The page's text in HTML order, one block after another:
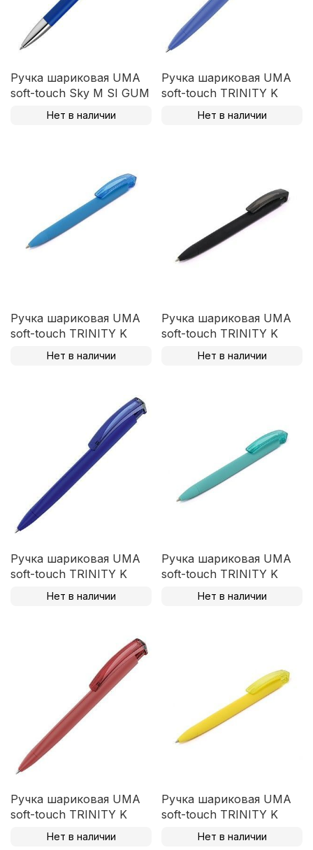
Ручка шариковая UMA
soft-touch Sky M SI GUM
Нет в наличии
Ручка шариковая UMA
soft-touch TRINITY K
Нет в наличии
Ручка шариковая UMA
soft-touch TRINITY K
Нет в наличии
Ручка шариковая UMA
soft-touch TRINITY K
Нет в наличии
Ручка шариковая UMA
soft-touch TRINITY K
Нет в наличии
Ручка шариковая UMA
soft-touch TRINITY K
Нет в наличии
Ручка шариковая UMA
soft-touch TRINITY K
Нет в наличии
Ручка шариковая UMA
soft-touch TRINITY K
Нет в наличии